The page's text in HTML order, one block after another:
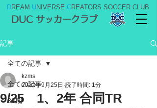
DREAM UNIVERSE CREATORS SOCCER CLUB
DUC サッカークラブ
記事
全ての記事
36期
全ての記事
9/25 1、2年 合同TR
kzms
2022年9月25日 読了時間: 1分